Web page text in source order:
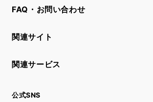
FAQ・お問い合わせ
関連サイト
関連サービス
公式SNS